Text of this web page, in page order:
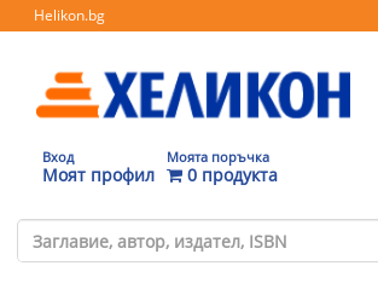
Helikon.bg
Вход
Моят профил
Моята поръчка
0 продукта